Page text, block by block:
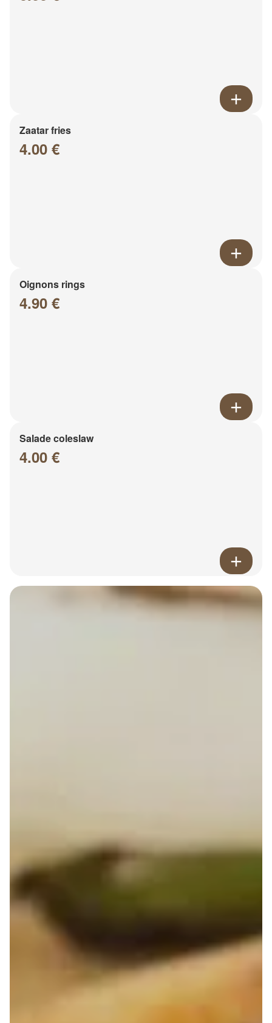
Zaatar fries
4.00 €
Oignons rings
4.90 €
Salade coleslaw
4.00 €